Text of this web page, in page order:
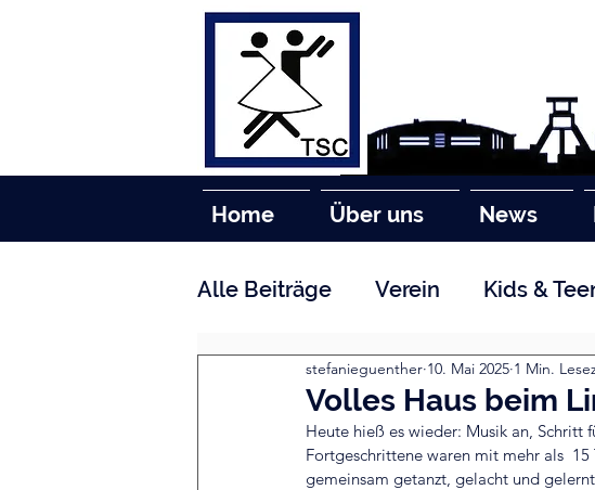
Home Über uns News
Alle Beiträge Verein Kids &
Volles Haus beim
stefanieguenther 10. Mai 2025 1 Min.
Heute hieß es wieder: Musik an, Schritt
Fortgeschrittene waren mit mehr als
gemeinsam getanzt, gelacht und